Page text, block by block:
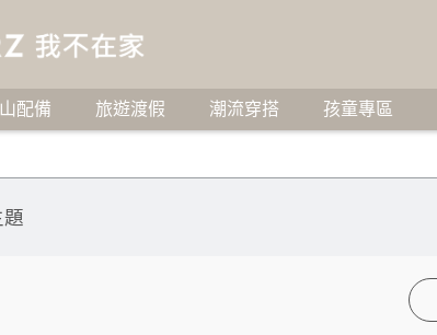
配備 旅遊渡假 潮流穿搭 孩童專區